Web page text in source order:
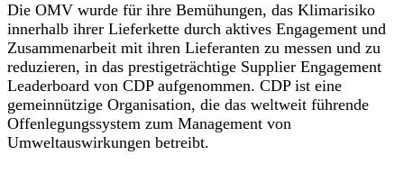
Die OMV wurde für ihre Bemühungen, das Klimarisiko
innerhalb ihrer Lieferkette durch aktives Engagement und
Zusammenarbeit mit ihren Lieferanten zu messen und zu
reduzieren, in das prestigeträchtige Supplier Engagement
Leaderboard von CDP aufgenommen. CDP ist eine
gemeinnützige Organisation, die das weltweit führende
Offenlegungssystem zum Management von
Umweltauswirkungen betreibt.